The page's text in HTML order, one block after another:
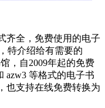
齐全，免费使用的电子
特介绍给有需要的
，自2009年起的免费
azw3 等格式的电子书
也支持在线免费转换为